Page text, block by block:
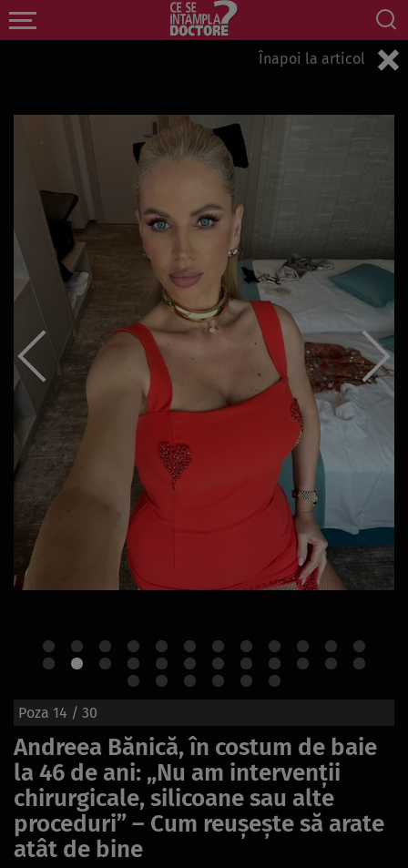
Înapoi la articol
Poza 14 / 30
Andreea Bănică, în costum de baie
la 46 de ani: „Nu am intervenții
chirurgicale, silicoane sau alte
proceduri” – Cum reușește să arate
atât de bine